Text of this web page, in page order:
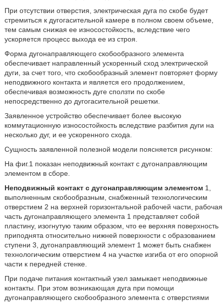
При отсутствии отверстия, электрическая дуга по скобе будет
стремиться к дугогасительной камере в полном своем объеме,
тем самым снижая ее износостойкость, вследствие чего
ускоряется процесс выхода ее из строя.
Форма дугонаправляющего скобообразного элемента
обеспечивает направленный ускоренный сход электрической
дуги, за счет того, что скобообразный элемент повторяет форму
неподвижного контакта и является его продолжением,
обеспечивая возможность дуге сползти по скобе
непосредственно до дугогасительной решетки.
Заявленное устройство обеспечивает более высокую
коммутационную износостойкость вследствие разбития дуги на
несколько дуг, и ее ускоренного схода.
Сущность заявленной полезной модели поясняется рисунком:
На фиг.1 показан неподвижный контакт с дугонаправляющим
элементом в сборе.
Неподвижный контакт с дугонаправляющим элементом1,
выполненным скобообразным, снабженный технологическим
отверстием 2 на верхней горизонтальной рабочей части, рабочая
часть дугонаправляющего элемента 1 представляет собой
пластину, изогнутую таким образом, что ее верхняя поверхность
приподнята относительно нижней поверхности с образованием
ступени 3, дугонаправляющий элемент 1 может быть снабжен
технологическим отверстием 4 на участке изгиба от его опорной
части к передней стенке.
При подаче питания контактный узел замыкает неподвижные
контакты. При этом возникающая дуга при помощи
дугонаправляющего скобообразного элемента с отверстиями